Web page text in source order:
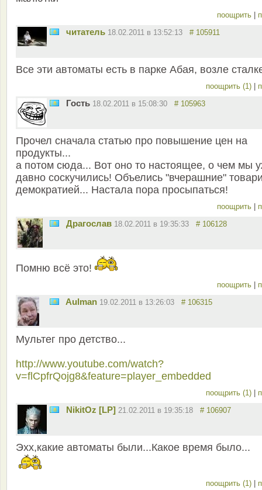
поощрить
читатель 18.02.2011 в 13:52:13 # 105911
Все эти автоматы есть в парке Абая, возле
поощрить (1)
Гость 18.02.2011 в 15:08:30 # 105963
Прочел сначала статью про повышение цен на
продукты...
а потом сюда... Вот оно то настоящее, о чем мы
давно соскучились! Объелись "вчерашние"
демократией... Настала пора просыпаться!
поощрить
Драгослав 18.02.2011 в 19:35:33 # 106128
Помню всё это!
поощрить
Aulman 19.02.2011 в 13:26:03 # 106315
Мультег про детство...
http://www.youtube.com/watch?
v=flCpfrQojg8&feature=player_embedded
поощрить (1)
NikitOz [LP] 21.02.2011 в 19:35:18 # 106907
Эхх,какие автоматы были...Какое время было...
поощрить (1)